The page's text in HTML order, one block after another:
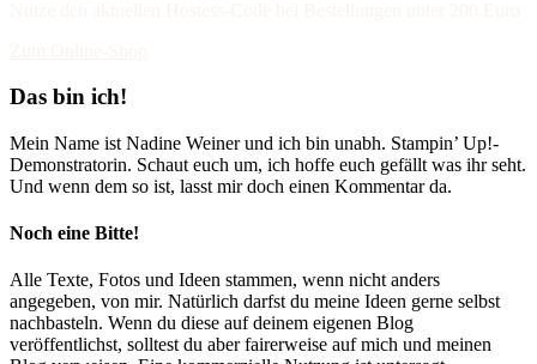
Das bin ich!
Mein Name ist Nadine Weiner und ich bin unabh. Stampin’ Up!-
Demonstratorin. Schaut euch um, ich hoffe euch gefällt was ihr seht.
Und wenn dem so ist, lasst mir doch einen Kommentar da.
Noch eine Bitte!
Alle Texte, Fotos und Ideen stammen, wenn nicht anders
angegeben, von mir. Natürlich darfst du meine Ideen gerne selbst
nachbasteln. Wenn du diese auf deinem eigenen Blog
veröffentlichst, solltest du aber fairerweise auf mich und meinen